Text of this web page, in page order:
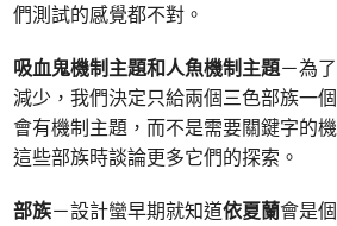
們測試的感覺都不對。
吸血鬼機制主題和人魚機制主題－為
減少，我們決定只給兩個三色部族一
會有機制主題，而不是需要關鍵字的
這些部族時談論更多它們的探索。
部族－設計蠻早期就知道依夏蘭會是